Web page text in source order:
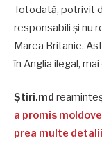
Totodată, potrivit
responsabili și nu
Marea Britanie.
în Anglia ilegal,
Știri.md
a promis
prea multe